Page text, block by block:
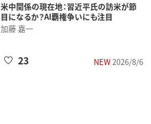
米中関係の現在地：習近平氏の訪米が節
目になるか？AI覇権争いにも注目
加藤 嘉一
NEW2026/8/6
23